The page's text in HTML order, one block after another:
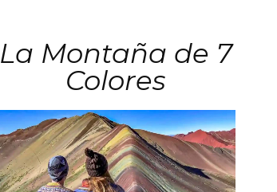
La Montaña de 7
Colores